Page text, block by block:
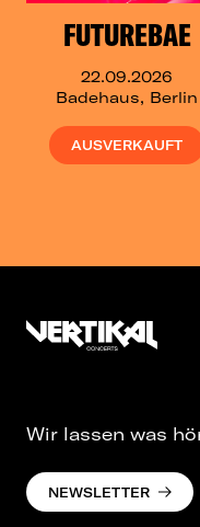
FUTUREBAE
22.09.2026
Badehaus, Berlin
AUSVERKAUFT
Wir lassen was
NEWSLETTER